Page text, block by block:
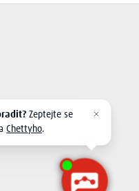
Zeptejte se
Chettyho.